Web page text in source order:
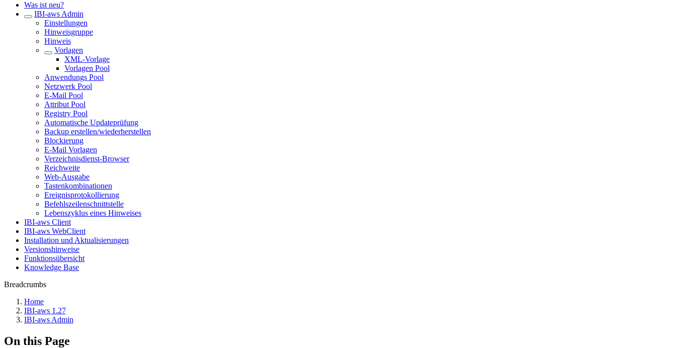
Was ist neu?
IBI-aws Admin
Einstellungen
Hinweisgruppe
Hinweis
Vorlagen
XML-Vorlage
Vorlagen Pool
Anwendungs Pool
Netzwerk Pool
E-Mail Pool
Attribut Pool
Registry Pool
Automatische Updateprüfung
Backup erstellen/wiederherstellen
Blockierung
E-Mail Vorlagen
Verzeichnisdienst-Browser
Reichweite
Web-Ausgabe
Tastenkombinationen
Ereignisprotokollierung
Befehlszeilenschnittstelle
Lebenszyklus eines Hinweises
IBI-aws Client
IBI-aws WebClient
Installation und Aktualisierungen
Versionshinweise
Funktionsübersicht
Knowledge Base
Breadcrumbs
Home
IBI-aws 1.27
IBI-aws Admin
On this Page